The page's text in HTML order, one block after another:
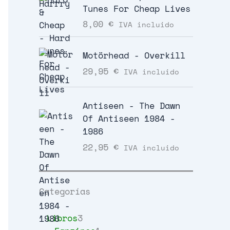
Tunes For Cheap Lives
8,00 € IVA incluido
Motörhead - Overkill
29,95 € IVA incluido
Antiseen - The Dawn
Of Antiseen 1984 -
1986
22,95 € IVA incluido
Categorías
Libros33